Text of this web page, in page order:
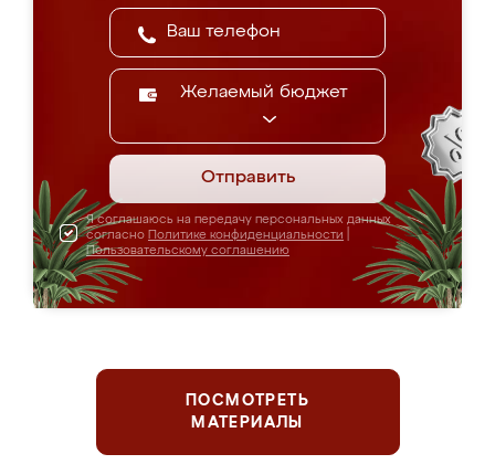
Желаемый бюджет
Отправить
Я соглашаюсь на передачу персональных данных
согласно Политике конфиденциальности
Пользовательскому соглашению
ПОСМОТРЕТЬ
МАТЕРИАЛЫ